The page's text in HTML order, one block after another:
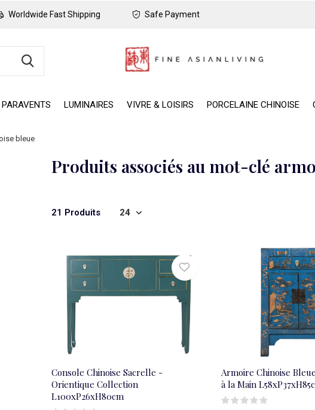
PARAVENTS LUMINAIRES VIVRE & LOISIRS PORCELAINE CHINOISE
Worldwide Fast Shipping Safe Payment
bleue
Produits associés au mot-clé
21 Produits
Console Chinoise Sacrelle -
Orientique Collection
L100xP26xH80cm
Armoire Chinoise
à la Main